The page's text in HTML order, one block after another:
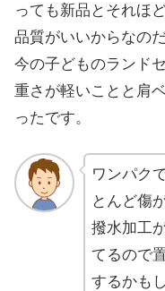
っても新品とそれほ
品質がいいからなの
今の子どものランド
重さが軽いことと肩
ったです。
ワンパク
とんど傷
撥水加工
てるので
するかも